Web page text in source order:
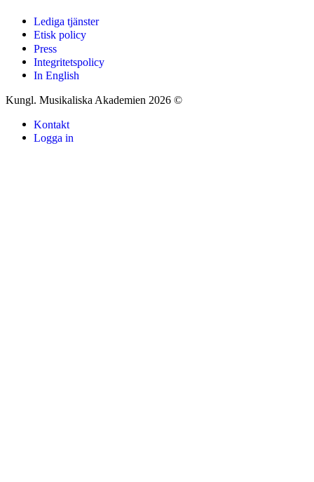
Lediga tjänster
Etisk policy
Press
Integritetspolicy
In English
Kungl. Musikaliska Akademien 2026 ©
Kontakt
Logga in